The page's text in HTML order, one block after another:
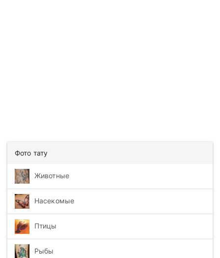
Фото тату
Животные
Насекомые
Птицы
Рыбы